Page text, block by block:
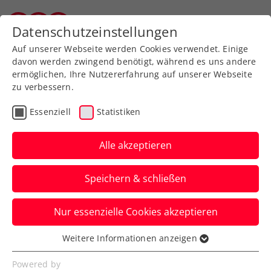
Zurück zur Newsübersicht
Davis Cup
2:0-Führung in Irland:
ÖTV-Herren im Davis Cup
nach Tag 1 auf Kurs
Nach Dominic Thiem gewinnt auch
Sebastian Ofner sein Einzel beim
Länderkampf in Limerick.
Verfasst von: Manuel Wachta, 03.02.2024
Datenschutzeinstellungen
Auf unserer Webseite werden Cookies verwendet. Einige
davon werden zwingend benötigt, während es uns andere
ermöglichen, Ihre Nutzererfahrung auf unserer Webseite
zu verbessern.
Essenziell Statistiken
Alle akzeptieren
Speichern & schließen
Nur essenzielle Cookies akzeptieren
Essenziell
Essenzielle Cookies werden für grundlegende
Weitere Informationen anzeigen
Powered by